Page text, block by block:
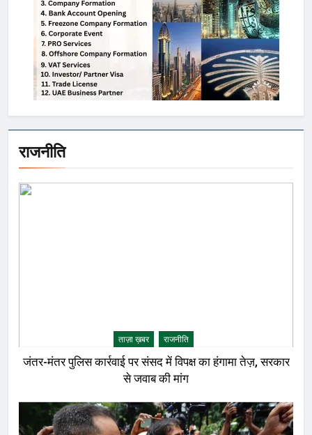
राजनीति
ताज़ा ख़बर राजनीति
जंतर-मंतर पुलिस कार्रवाई पर संसद में विपक्ष का हंगामा तेज़, सरकार
से जवाब की मांग